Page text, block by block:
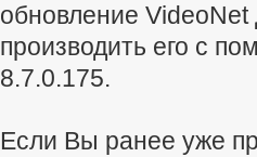
обновление
производить его с
8.7.0.175.
Если Вы ранее уже